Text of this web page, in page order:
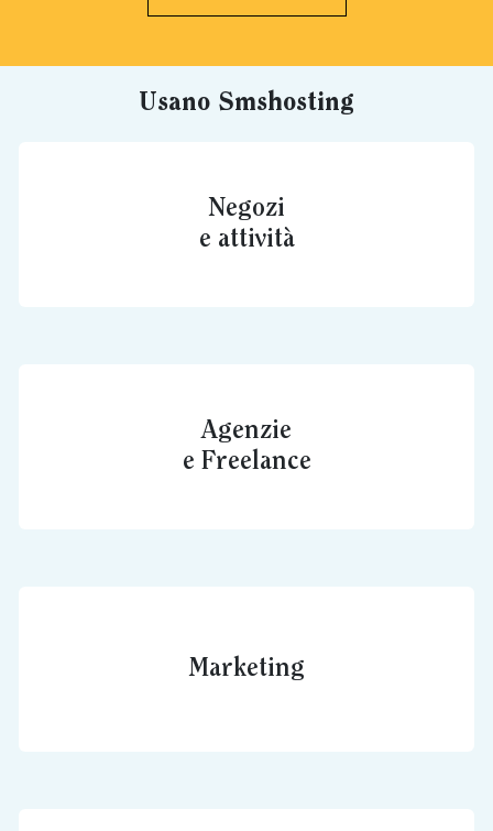
Usano Smshosting
Negozi
e attività
Agenzie
e Freelance
Marketing